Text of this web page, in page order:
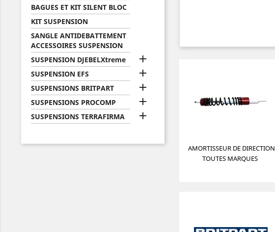
BAGUES ET KIT SILENT BLOC
KIT SUSPENSION
SANGLE ANTIDEBATTEMENT
ACCESSOIRES SUSPENSION
SUSPENSION DJEBELXtreme

SUSPENSION EFS 
SUSPENSIONS BRITPART 
SUSPENSIONS PROCOMP 
SUSPENSIONS TERRAFIRMA 
AMORTISSEUR DE DIRECTION
TOUTES MARQUES